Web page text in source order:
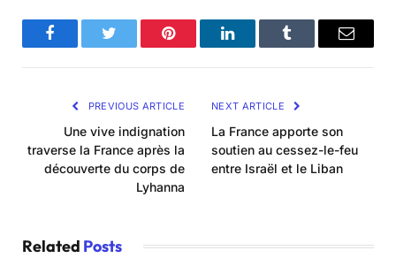
FacebookTwitter Pinterest LinkedInTumblr Email
PREVIOUS ARTICLE
Une vive indignation
traverse la France après la
découverte du corps de
Lyhanna
NEXT ARTICLE
La France apporte son
soutien au cessez-le-feu
entre Israël et le Liban
Related Posts